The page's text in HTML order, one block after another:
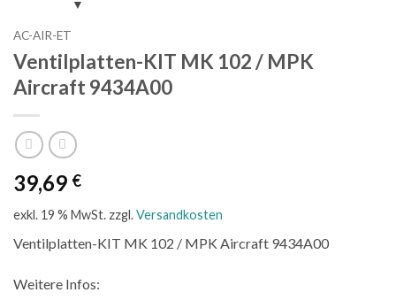
AC-AIR-ET
Ventilplatten-KIT MK 102 / MPK
Aircraft 9434A00
39,69 €
exkl. 19 % MwSt.zzgl.Versandkosten
Ventilplatten-KIT MK 102 / MPK Aircraft 9434A00
Weitere Infos: